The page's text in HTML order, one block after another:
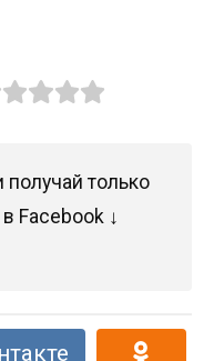
только
Facebook ↓